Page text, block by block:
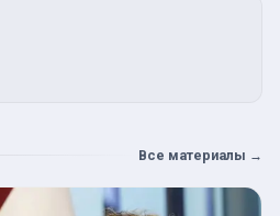
Все материалы →